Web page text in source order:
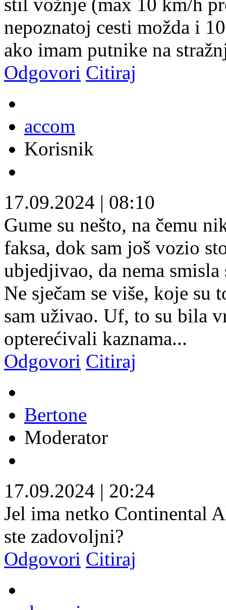
nepoznatoj cesti možda i
ako imam putnike na
Odgovori Citiraj
accom
Korisnik
17.09.2024 | 08:10
Gume su nešto, na čemu
faksa, dok sam još vozio
ubjedjivao, da nema
Ne sječam se više, koje
sam uživao. Uf, to su bila
opterećivali kaznama...
Odgovori Citiraj
Bertone
Moderator
17.09.2024 | 20:24
Jel ima netko Continental
ste zadovoljni?
Odgovori Citiraj